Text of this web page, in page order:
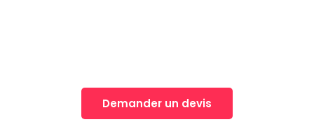
Demander un devis